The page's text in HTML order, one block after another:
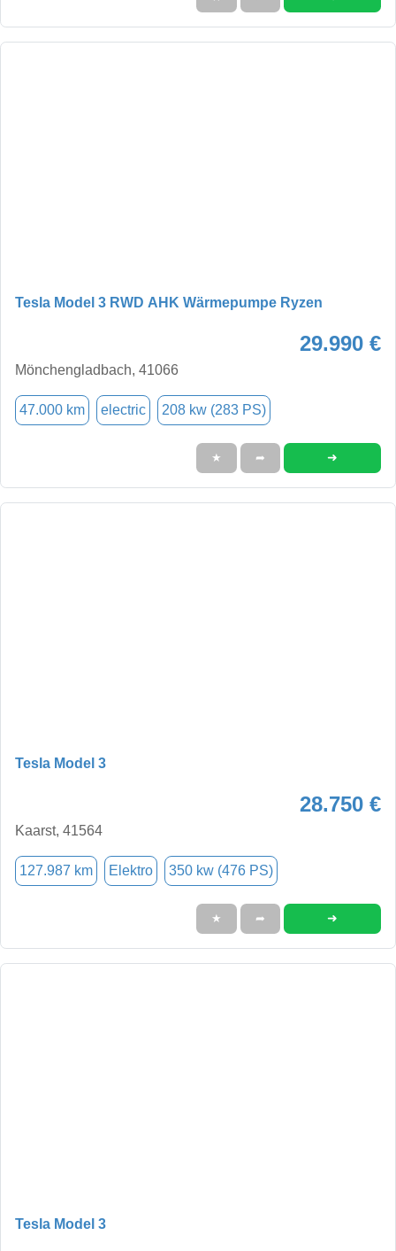
Tesla Model 3 RWD AHK Wärmepumpe Ryzen
29.990 €
Mönchengladbach, 41066
47.000 km electric 208 kw (283 PS)
★ ➦ ➜
Tesla Model 3
28.750 €
Kaarst, 41564
127.987 km Elektro 350 kw (476 PS)
★ ➦ ➜
Tesla Model 3